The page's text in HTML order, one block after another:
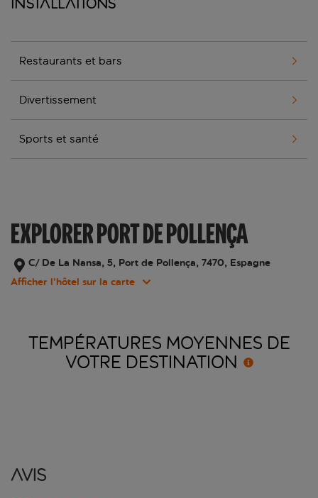
Installations
Restaurants et bars
Divertissement
Sports et santé
EXPLORER PORT DE POLLENÇA
C/ De La Nansa, 5, Port de Pollença, 7470, Espagne
Afficher l’hôtel sur la carte
TEMPÉRATURES MOYENNES DE
VOTRE DESTINATION
Avis